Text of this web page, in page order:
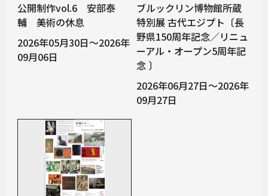
公開制作vol.6 安部泰
輔 美術の休息
2026年05月30日～2026年
09月06日
ブルックリン博物館所蔵
特別展 古代エジプト〔長
野県150周年記念／リニュ
ーアル・オープン5周年記
念 〕
2026年06月27日～2026年
09月27日